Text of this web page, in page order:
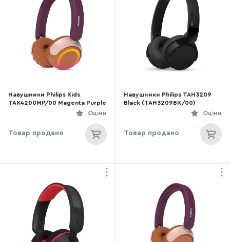
Навушники Philips Kids
TAK4200MP/00 Magenta Purple
Оціни
Товар продано
Навушники Philips TAH3209
Black (TAH3209BK/00)
Оціни
Товар продано